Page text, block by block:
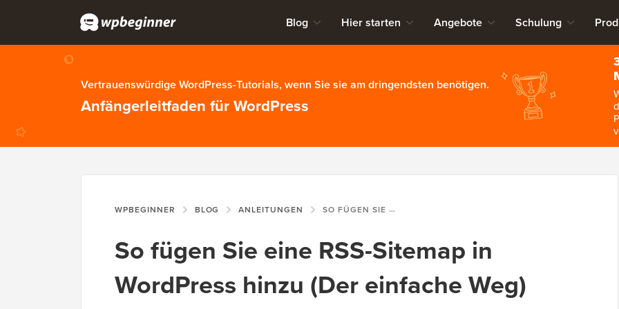
Blog Hier starten Angebote Schulung
Vertrauenswürdige WordPress-Tutorials, wenn Sie sie am dringendsten benötigen.
Anfängerleitfaden für WordPress
WPBEGINNER BLOG ANLEITUNGEN SO FÜGEN SIE EINE RSS-SITEMAP IN WORDPRESS HINZU (DER EINFACHE WEG)
So fügen Sie eine RSS-Sitemap in
WordPress hinzu (Der einfache Weg)